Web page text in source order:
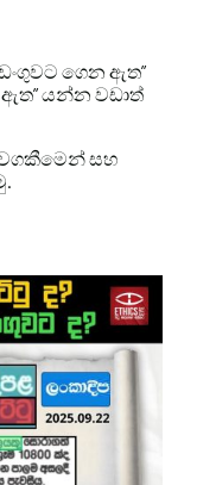
ගෙන ඇත”
යන්න වඩාත්
වගකීමෙන් සහ